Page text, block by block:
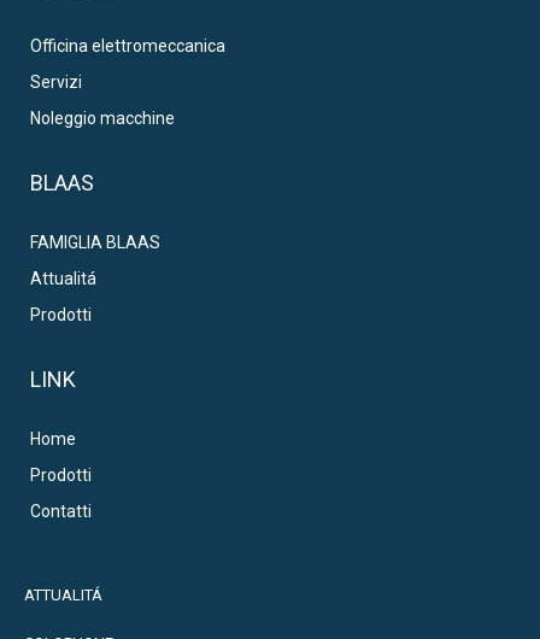
Officina elettromeccanica
Servizi
Noleggio macchine
BLAAS
FAMIGLIA BLAAS
Attualitá
Prodotti
LINK
Home
Prodotti
Contatti
ATTUALITÁ